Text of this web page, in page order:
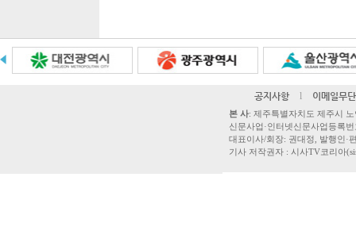
공지사항 l 이메일무
본 사: 제주특별자치도 제주시
신문사업·인터넷신문사업등록
대표이사/회장: 권대정, 발행인·
기사 저작권자 : 시사TV코리아